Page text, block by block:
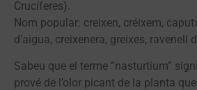
Crucíferes).
Nom popular: creixen, créixem,
d’aigua, creixenera, greixes, ravenell
Sabeu que el terme “nasturtium”
prové de l’olor picant de la planta